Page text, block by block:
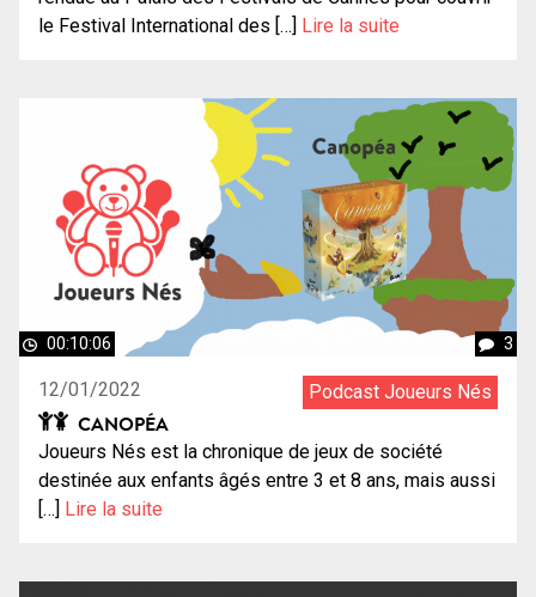
le Festival International des […]
Lire la suite
00:10:06 3
12/01/2022 Podcast Joueurs Nés
CANOPÉA
Joueurs Nés est la chronique de jeux de société
destinée aux enfants âgés entre 3 et 8 ans, mais aussi
[…]
Lire la suite